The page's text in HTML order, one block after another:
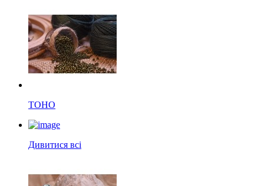
TOHO
Дивитися всі